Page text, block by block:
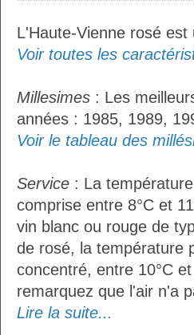
L'Haute-Vienne rosé est
Voir toutes les
Millesimes : Les
années : 1985, 1989,
Voir le tableau des
Service : La
comprise entre 8°C et
vin blanc ou rouge de
de rosé, la température
concentré, entre 10°C
remarquez que l'air n'a
Lire la suite...